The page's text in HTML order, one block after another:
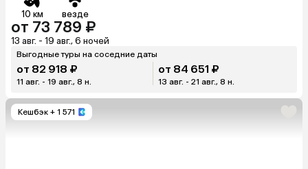
10 км везде
от 73 789 ₽
13 авг. - 19 авг., 6 ночей
Выгодные туры на соседние даты
от 82 918 ₽
11 авг. - 19 авг., 8 н.
от 84 651 ₽
13 авг. - 21 авг., 8 н.
Кешбэк + 1 571